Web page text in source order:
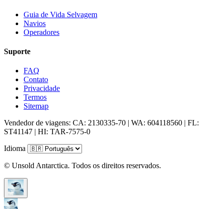
Guia de Vida Selvagem
Navios
Operadores
Suporte
FAQ
Contato
Privacidade
Termos
Sitemap
Vendedor de viagens: CA: 2130335-70 | WA: 604118560 | FL:
ST41147 | HI: TAR-7575-0
Idioma
© Unsold Antarctica. Todos os direitos reservados.